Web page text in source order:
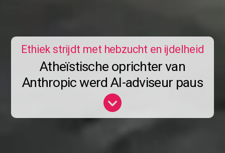
Ethiek strijdt met hebzucht en ijdelheid
Atheïstische oprichter van
Anthropic werd AI-adviseur paus